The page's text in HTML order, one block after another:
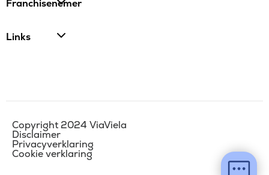
Franchisenemer
Links
Copyright 2024 ViaViela
Disclaimer
Privacyverklaring
Cookie verklaring